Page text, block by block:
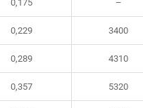
0,229 3400
0,289 4310
0,357 5320